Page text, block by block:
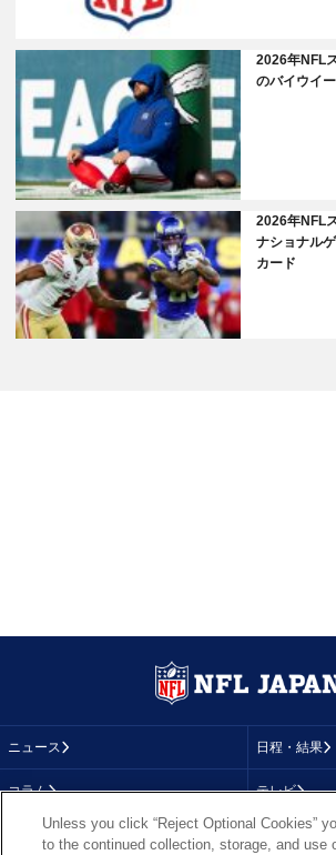
2026年NFL
のバイウイ
2026年NFL
ナショナル
カード
ニュース 日程・結果
コラム テレビ
Unless you click “Reject Optional Cookies”
to the continued collection, storage, and use